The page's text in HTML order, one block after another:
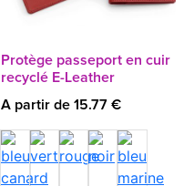
Protège passeport en cuir
recyclé E-Leather
A partir de 15.77 €